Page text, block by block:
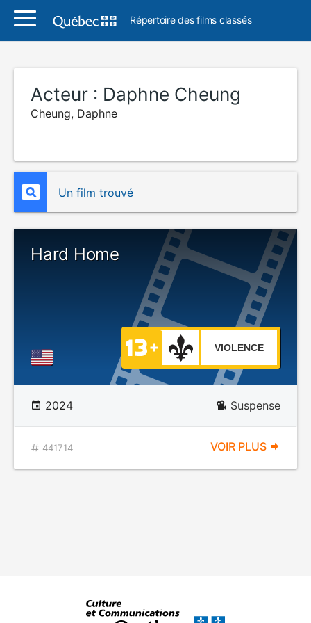
Répertoire des films classés
Acteur : Daphne Cheung
Cheung, Daphne
Un film trouvé
Hard Home
VIOLENCE
2024 Suspense
441714 VOIR PLUS